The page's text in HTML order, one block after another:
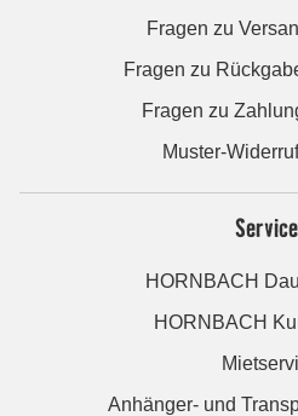
Fragen zu
Fragen zu
Fragen zu
Muster-
HORNBACH
HORNBACH
Anhänger- und